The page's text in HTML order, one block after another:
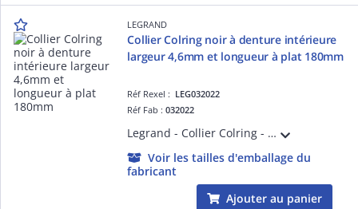
LEGRAND
Collier Colring noir à denture intérieure
largeur 4,6mm et longueur à plat 180mm
Réf Rexel : LEG032022
Réf Fab :032022
Legrand - Collier Colring - dent int polyamide 6/6 - l 4,6 - L 180 - noir (blist)
Voir les tailles d'emballage du
fabricant
Ajouter au panier